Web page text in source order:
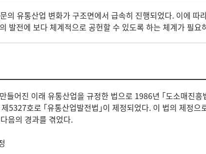
유통산업 변화가 구조면에서 급속히 진행되었다. 이에
발전에 보다 체계적으로 공헌할 수 있도록 하는 체계가 필요
어진 이래 유통산업을 규정한 법으로 1986년 ｢도소매진
호로 ｢유통산업발전법｣이 제정되었다. 이 법의 제정으
음의 경과를 겪었다.